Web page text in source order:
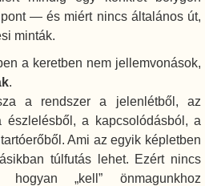
— és miért nincs általános út,
minták.
a keretben nem jellemvonások,
.
a rendszer a jelenlétből, az
észlelésből, a kapcsolódásból, a
Ami az egyik képletben
túlfutás lehet. Ezért nincs
„kell” önmagunkhoz